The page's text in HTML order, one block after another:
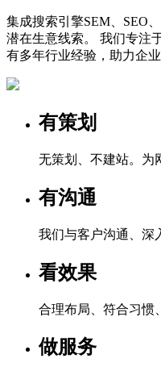
集成搜索引擎SEM、SEO
潜在生意线索。 我们专注
有多年行业经验，助力企
有策划
无策划、不建站。为
有沟通
我们与客户沟通、深
看效果
合理布局、符合习惯
做服务